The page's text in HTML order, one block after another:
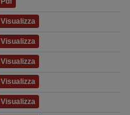
Visualizza
Visualizza
Visualizza
Visualizza
Visualizza